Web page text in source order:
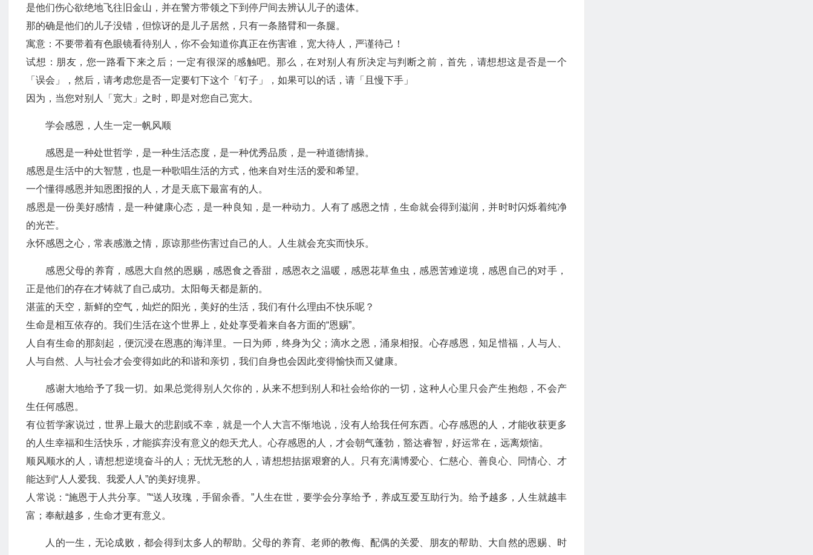
是他们伤心欲绝地飞往旧金山，并在警方带领之下到停尸间去辨认儿子的遗体。
那的确是他们的儿子没错，但惊讶的是儿子居然，只有一条胳臂和一条腿。
寓意：不要带着有色眼镜看待别人，你不会知道你真正在伤害谁，宽大待人，严谨待己！
试想：朋友，您一路看下来之后；一定有很深的感触吧。那么，在对别人有所决定与判断之前，首先，请想想这是否是一个
「误会」，然后，请考虑您是否一定要钉下这个「钉子」，如果可以的话，请「且慢下手」
因为，当您对别人「宽大」之时，即是对您自己宽大。
学会感恩，人生一定一帆风顺
感恩是一种处世哲学，是一种生活态度，是一种优秀品质，是一种道德情操。
感恩是生活中的大智慧，也是一种歌唱生活的方式，他来自对生活的爱和希望。
一个懂得感恩并知恩图报的人，才是天底下最富有的人。
感恩是一份美好感情，是一种健康心态，是一种良知，是一种动力。人有了感恩之情，生命就会得到滋润，并时时闪烁着纯净
的光芒。
永怀感恩之心，常表感激之情，原谅那些伤害过自己的人。人生就会充实而快乐。
感恩父母的养育，感恩大自然的恩赐，感恩食之香甜，感恩衣之温暖，感恩花草鱼虫，感恩苦难逆境，感恩自己的对手，
正是他们的存在才铸就了自己成功。太阳每天都是新的。
湛蓝的天空，新鲜的空气，灿烂的阳光，美好的生活，我们有什么理由不快乐呢？
生命是相互依存的。我们生活在这个世界上，处处享受着来自各方面的“恩赐”。
人自有生命的那刻起，便沉浸在恩惠的海洋里。一日为师，终身为父；滴水之恩，涌泉相报。心存感恩，知足惜福，人与人、
人与自然、人与社会才会变得如此的和谐和亲切，我们自身也会因此变得愉快而又健康。
感谢大地给予了我一切。如果总觉得别人欠你的，从来不想到别人和社会给你的一切，这种人心里只会产生抱怨，不会产
生任何感恩。
有位哲学家说过，世界上最大的悲剧或不幸，就是一个人大言不惭地说，没有人给我任何东西。心存感恩的人，才能收获更多
的人生幸福和生活快乐，才能摈弃没有意义的怨天尤人。心存感恩的人，才会朝气蓬勃，豁达睿智，好运常在，远离烦恼。
顺风顺水的人，请想想逆境奋斗的人；无忧无愁的人，请想想拮据艰窘的人。只有充满博爱心、仁慈心、善良心、同情心、才
能达到“人人爱我、我爱人人”的美好境界。
人常说：“施恩于人共分享。”“送人玫瑰，手留余香。”人生在世，要学会分享给予，养成互爱互助行为。给予越多，人生就越丰
富；奉献越多，生命才更有意义。
人的一生，无论成败，都会得到太多人的帮助。父母的养育、老师的教侮、配偶的关爱、朋友的帮助、大自然的恩赐、时